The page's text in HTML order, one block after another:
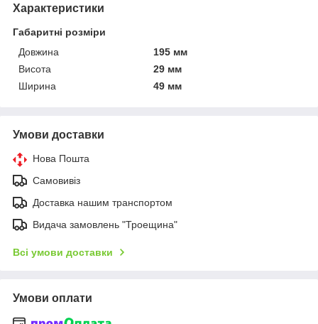
Характеристики
Габаритні розміри
Довжина
195 мм
Висота
29 мм
Ширина
49 мм
Умови доставки
Нова Пошта
Самовивіз
Доставка нашим транспортом
Видача замовлень "Троещина"
Всі умови доставки
Умови оплати